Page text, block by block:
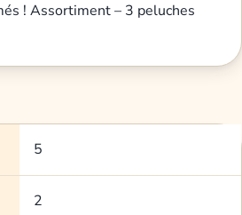
! Assortiment – 3 peluches
5
2